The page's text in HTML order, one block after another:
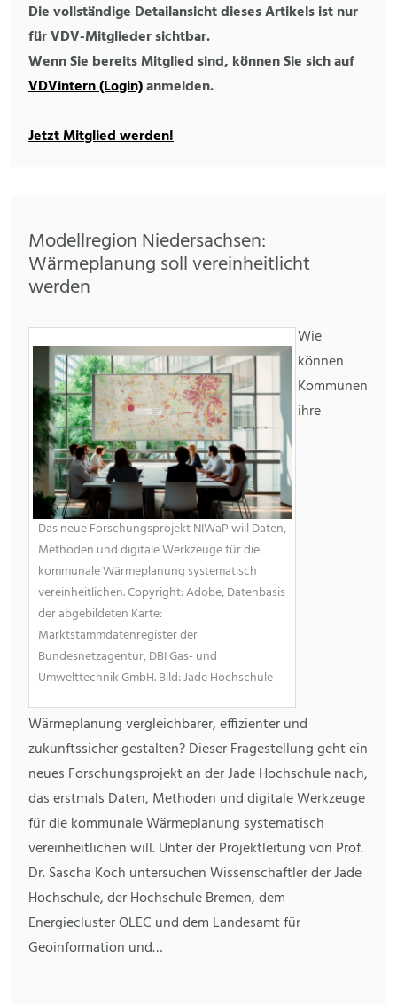
Die vollständige Detailansicht dieses Artikels ist nur
für VDV-Mitglieder sichtbar.
Wenn Sie bereits Mitglied sind, können Sie sich auf
VDVintern (Login)anmelden.
Jetzt Mitglied werden!
Modellregion Niedersachsen:
Wärmeplanung soll vereinheitlicht
werden
Das neue Forschungsprojekt NIWaP will Daten,
Methoden und digitale Werkzeuge für die
kommunale Wärmeplanung systematisch
vereinheitlichen. Copyright: Adobe, Datenbasis
der abgebildeten Karte:
Marktstammdatenregister der
Bundesnetzagentur, DBI Gas- und
Umwelttechnik GmbH. Bild: Jade Hochschule
Wie
können
Kommunen
ihre
Wärmeplanung vergleichbarer, effizienter und
zukunftssicher gestalten? Dieser Fragestellung geht ein
neues Forschungsprojekt an der Jade Hochschule nach,
das erstmals Daten, Methoden und digitale Werkzeuge
für die kommunale Wärmeplanung systematisch
vereinheitlichen will. Unter der Projektleitung von Prof.
Dr. Sascha Koch untersuchen Wissenschaftler der Jade
Hochschule, der Hochschule Bremen, dem
Energiecluster OLEC und dem Landesamt für
Geoinformation und…